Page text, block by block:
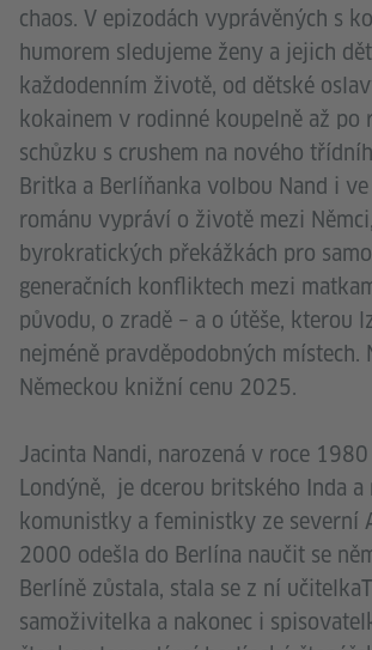
chaos. V epizodách vyprávěných s
humorem sledujeme ženy a jejich
každodenním životě, od dětské
kokainem v rodinné koupelně až po
schůzku s crushem na nového
Britka a Berlíňanka volbou Nand i
románu vypráví o životě mezi
byrokratických překážkách pro
generačních konfliktech mezi
původu, o zradě – a o útěše, kterou
nejméně pravděpodobných místech.
Německou knižní cenu 2025.
Jacinta Nandi, narozená v roce
Londýně, je dcerou britského Inda a
komunistky a feministky ze severní
2000 odešla do Berlína naučit se
Berlíně zůstala, stala se z ní
samoživitelka a nakonec i